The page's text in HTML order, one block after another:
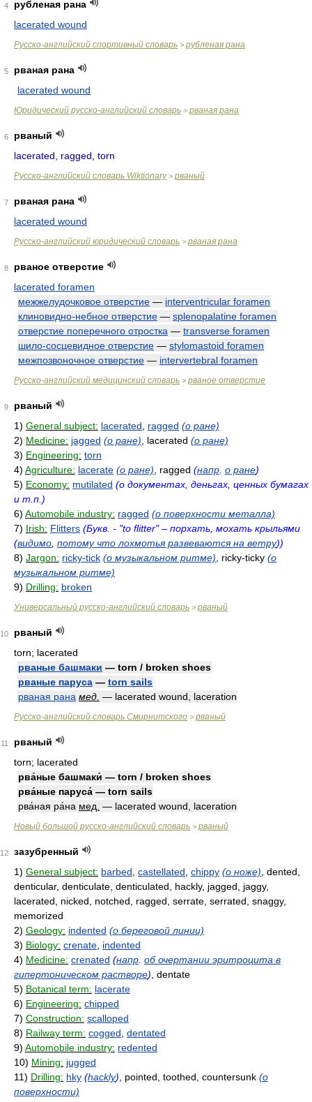
4
рубленая рана
lacerated wound
Русско-английский спортивный словарь > рубленая рана
5
рваная рана
lacerated wound
Юридический русско-английский словарь > рваная рана
6
рваный
lacerated, ragged, torn
Русско-английский словарь Wiktionary> рваный
7
рваная рана
lacerated wound
Русско-английский юридический словарь > рваная рана
8
рваное отверстие
lacerated foramen
межжелудочковое отверстие — interventricular foramen
клиновидно-небное отверстие — splenopalatine foramen
отверстие поперечного отростка — transverse foramen
шило-сосцевидное отверстие — stylomastoid foramen
межпозвоночное отверстие — intervertebral foramen
Русско-английский медицинский словарь > рваное отверстие
9
рваный
1) General subject: lacerated ragged (о ране)
2) Medicine: jagged (о ране) , lacerated (о ране)
3) Engineering: torn
4) Agriculture: lacerate (о ране) , ragged (напр о ране)
5) Economy: mutilated (о документах, деньгах, ценных бумагах
и т.п.)
6) Automobile industry: ragged (о поверхности металла)
7) Irish: Flitters (Букв. - "to flitter" – порхать, мохать крыльями
(видимо потому что лохмотья развеваются на ветру))
8) Jargon: ricky-tick (о музыкальном ритме) , ricky-ticky (о
музыкальном ритме)
9) Drilling: broken
Универсальный русско-английский словарь > рваный
10
рваный
torn; lacerated
рваные башмаки — torn / broken shoes
рваные паруса — torn sails
рваная рана мед. — lacerated wound, laceration
Русско-английский словарь Смирнитского > рваный
11
рваный
torn; lacerated
рва́ные башмаки́ — torn / broken shoes
рва́ные паруса́ — torn sails
рва́ная ра́на мед. — lacerated wound, laceration
Новый большой русско-английский словарь > рваный
12
зазубренный
1) General subject: barbed castellated chippy (о ноже) , dented,
denticular, denticulate, denticulated, hackly, jagged, jaggy,
lacerated, nicked, notched, ragged, serrate, serrated, snaggy,
memorized
2) Geology: indented (о береговой линии)
3) Biology: crenate indented
4) Medicine: crenated (напр об очертании эритроцита в
гипертоническом растворе) , dentate
5) Botanical term: lacerate
6) Engineering: chipped
7) Construction: scalloped
8) Railway term: cogged dentated
9) Automobile industry: redented
10) Mining: jugged
11) Drilling: hky (hackly) , pointed, toothed, countersunk (о
поверхности)